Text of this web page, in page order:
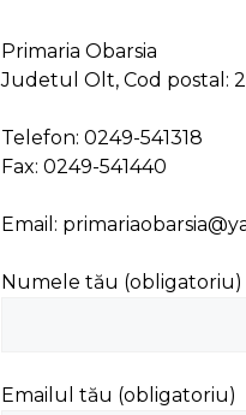
Primaria Obarsia
Judetul Olt, Cod postal:
Telefon: 0249-541318
Fax: 0249-541440
Email:
Numele tău (obligatoriu)
Emailul tău (obligatoriu)